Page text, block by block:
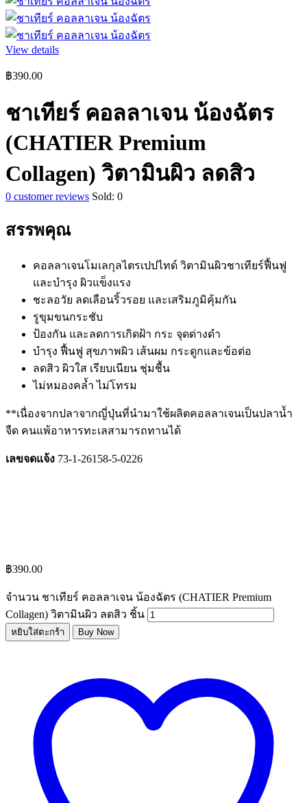
View details
฿390.00
ชาเทียร์ คอลลาเจน น้องฉัตร
(CHATIER Premium
Collagen) วิตามินผิว ลดสิว
0 customer reviews Sold: 0
สรรพคุณ
คอลลาเจนโมเลกุลไตรเปปไทด์ วิตามินผิวชาเทียร์ฟื้นฟู
และบำรุง ผิวแข็งแรง
ชะลอวัย ลดเลือนริ้วรอย และเสริมภูมิคุ้มกัน
รูขุมขนกระชับ
ป้องกัน และลดการเกิดฝ้า กระ จุดด่างดำ
บำรุง ฟื้นฟู สุขภาพผิว เส้นผม กระดูกและข้อต่อ
ลดสิว ผิวใส เรียบเนียน ชุ่มชื้น
ไม่หมองคล้ำ ไม่โทรม
**เนื่องจากปลาจากญี่ปุ่นที่นำมาใช้ผลิตคอลลาเจนเป็นปลาน้ำ
จืด คนแพ้อาหารทะเลสามารถทานได้
เลขจดแจ้ง 73-1-26158-5-0226
฿390.00
จำนวน ชาเทียร์ คอลลาเจน น้องฉัตร (CHATIER Premium
Collagen) วิตามินผิว ลดสิว ชิ้น
หยิบใส่ตะกร้า Buy Now